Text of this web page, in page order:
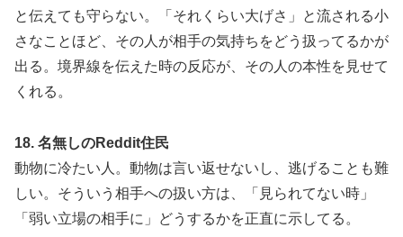
と伝えても守らない。「それくらい大げさ」と流される小
さなことほど、その人が相手の気持ちをどう扱ってるかが
出る。境界線を伝えた時の反応が、その人の本性を見せて
くれる。
18. 名無しのReddit住民
動物に冷たい人。動物は言い返せないし、逃げることも難
しい。そういう相手への扱い方は、「見られてない時」
「弱い立場の相手に」どうするかを正直に示してる。